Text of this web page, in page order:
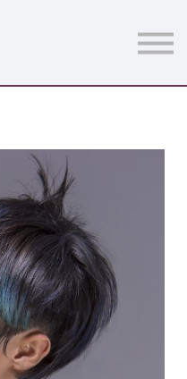
Pro